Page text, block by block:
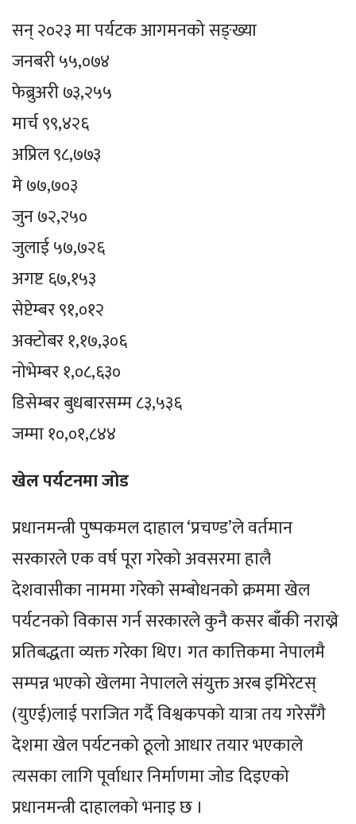
सन् २०२३ मा पर्यटक आगमनको सङ्ख्या
जनबरी ५५,०७४
फेब्रुअरी ७३,२५५
मार्च ९९,४२६
अप्रिल ९८,७७३
मे ७७,७०३
जुन ७२,२५०
जुलाई ५७,७२६
अगष्ट ६७,१५३
सेप्टेम्बर ९१,०१२
अक्टोबर १,१७,३०६
नोभेम्बर १,०८,६३०
डिसेम्बर बुधबारसम्म ८३,५३६
जम्मा १०,०१,८४४
खेल पर्यटनमा जोड
प्रधानमन्त्री पुष्पकमल दाहाल ‘प्रचण्ड’ले वर्तमान
सरकारले एक वर्ष पूरा गरेको अवसरमा हालै
देशवासीका नाममा गरेकाे सम्बोधनको क्रममा खेल
पर्यटनको विकास गर्न सरकारले कुनै कसर बाँकी नराख्ने
प्रतिबद्धता व्यक्त गरेका थिए। गत कात्तिकमा नेपालमै
सम्पन्न भएको खेलमा नेपालले संयुक्त अरब इमिरेटस्
(युएई)लाई पराजित गर्दै विश्वकपको यात्रा तय गरेसँगै
देशमा खेल पर्यटनको ठूलो आधार तयार भएकाले
त्यसका लागि पूर्वाधार निर्माणमा जोड दिइएको
प्रधानमन्त्री दाहालको भनाइ छ ।